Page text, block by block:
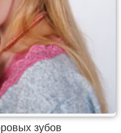
зубов